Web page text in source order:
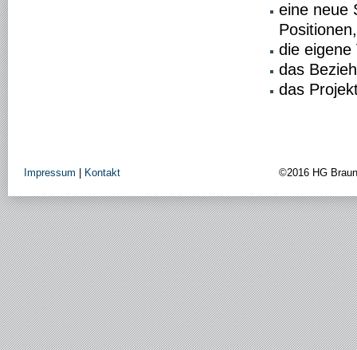
eine neue
die eigene
das
das
Impressum Kontakt ©2016 HG Braun